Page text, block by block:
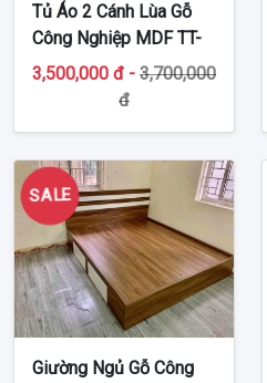
Tủ Áo 2 Cánh Lùa Gỗ
Công Nghiệp MDF TT-
MDF453
3,500,000 đ - 3,700,000
đ
SALE
Giường Ngủ Gỗ Công